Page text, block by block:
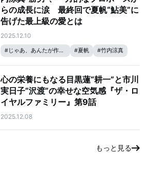
らの成長に涙 最終回で夏帆“鮎美”に
告げた最上級の愛とは
2025.12.10
#じゃあ、あんたが作ってみろよ #夏帆 #竹内涼真
心の栄養にもなる目黒蓮“耕一”と市川
実日子“沢渡”の幸せな空気感『ザ・ロ
イヤルファミリー』第9話
2025.12.08
もっと見る